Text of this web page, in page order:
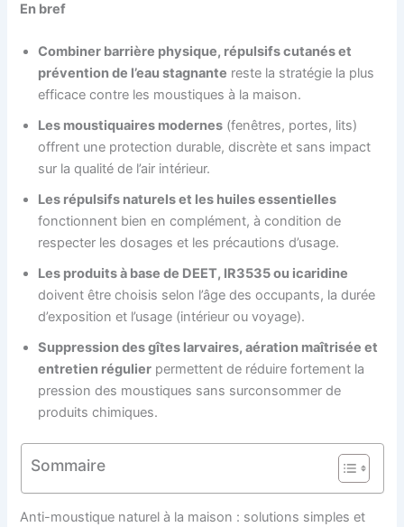
En bref
Combiner barrière physique, répulsifs cutanés et
prévention de l’eau stagnante reste la stratégie la plus
efficace contre les moustiques à la maison.
Les moustiquaires modernes (fenêtres, portes, lits)
offrent une protection durable, discrète et sans impact
sur la qualité de l’air intérieur.
Les répulsifs naturels et les huiles essentielles
fonctionnent bien en complément, à condition de
respecter les dosages et les précautions d’usage.
Les produits à base de DEET, IR3535 ou icaridine
doivent être choisis selon l’âge des occupants, la durée
d’exposition et l’usage (intérieur ou voyage).
Suppression des gîtes larvaires, aération maîtrisée et
entretien régulier permettent de réduire fortement la
pression des moustiques sans surconsommer de
produits chimiques.
Sommaire
Anti-moustique naturel à la maison : solutions simples et